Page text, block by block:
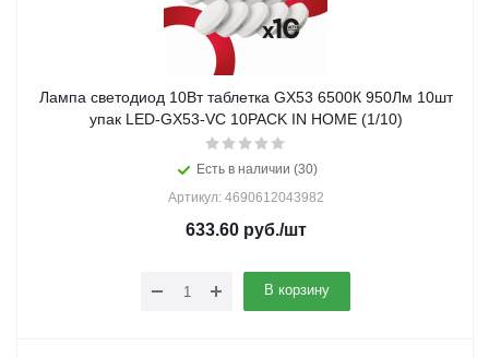
Лампа светодиод 10Вт таблетка GX53 6500К 950Лм 10шт
упак LED-GX53-VC 10PACK IN HOME (1/10)
Есть в наличии (30)
Артикул: 4690612043982
633.60руб./шт
В корзину